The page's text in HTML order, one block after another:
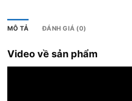
MÔ TẢ ĐÁNH GIÁ (0)
Video về sản phẩm